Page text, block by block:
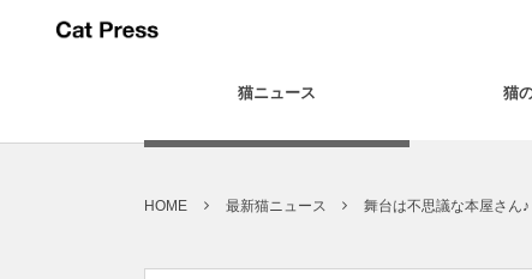
猫ニュース 猫
HOME 最新猫ニュース 舞台は不思議な本屋さん